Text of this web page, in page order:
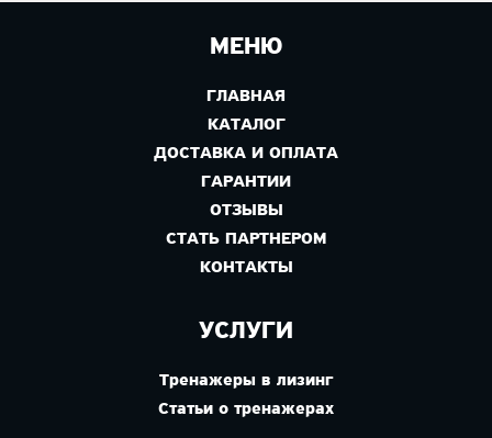
МЕНЮ
ГЛАВНАЯ
КАТАЛОГ
ДОСТАВКА И ОПЛАТА
ГАРАНТИИ
ОТЗЫВЫ
СТАТЬ ПАРТНЕРОМ
КОНТАКТЫ
УСЛУГИ
Тренажеры в лизинг
Статьи о тренажерах